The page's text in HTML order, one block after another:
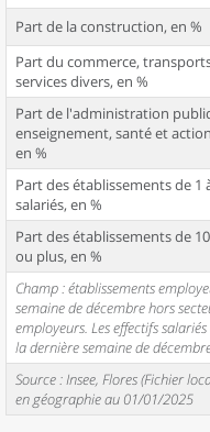
Part de la construction, en %
Part du commerce,
services divers, en %
Part de l'administration
enseignement, santé et
en %
Part des établissements de 1
salariés, en %
Part des établissements de
ou plus, en %
Champ : établissements
semaine de décembre hors
employeurs. Les effectifs
la dernière semaine de
Source : Insee, Flores (Fichier
en géographie au 01/01/2025